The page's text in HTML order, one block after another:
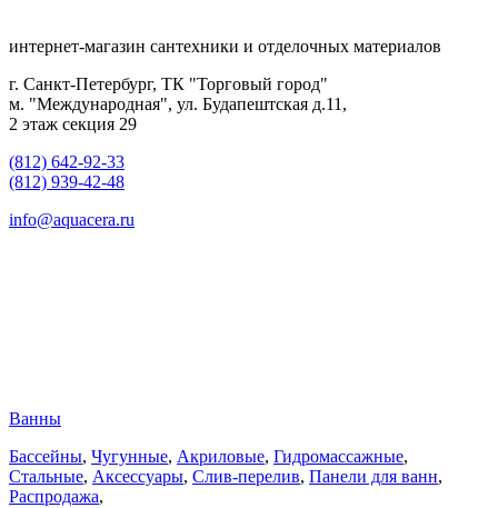
интернет-магазин сантехники и отделочных материалов
г. Санкт-Петербург, ТК "Торговый город"
м. "Международная", ул. Будапештская д.11,
2 этаж секция 29
(812) 642-92-33
(812) 939-42-48
info@aquacera.ru
Ванны
Бассейны, Чугунные, Акриловые, Гидромассажные,
Стальные, Аксессуары, Слив-перелив, Панели для ванн,
Распродажа,